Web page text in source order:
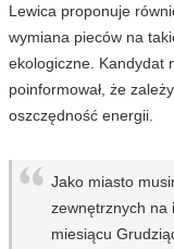
Lewica proponuje
wymiana pieców na
ekologiczne. Kandydat
poinformował, że
oszczędność energii.
Jako miasto
zewnętrznych na
miesiącu